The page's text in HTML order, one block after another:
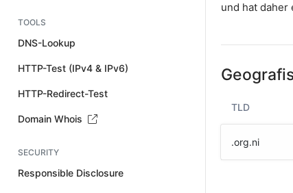
TOOLS
DNS-Lookup
HTTP-Test (IPv4 & IPv6)
HTTP-Redirect-Test
Domain Whois
SECURITY
Responsible Disclosure
und hat daher
TLD
.org.ni